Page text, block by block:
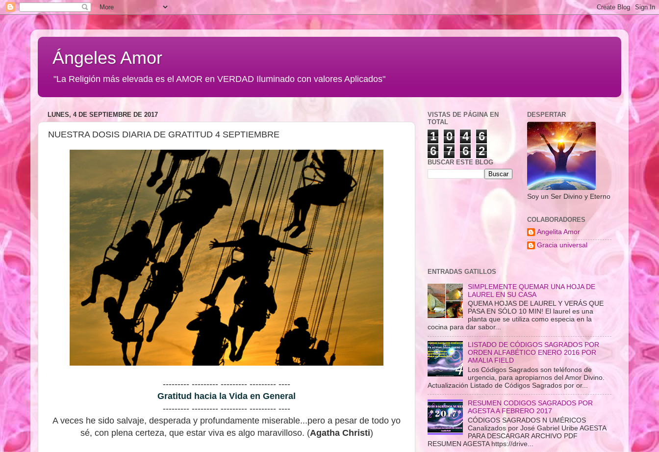
Ángeles Amor
"La Religión más elevada es el AMOR en VERDAD Iluminado con valores Aplicados"
LUNES, 4 DE SEPTIEMBRE DE 2017
NUESTRA DOSIS DIARIA DE GRATITUD 4 SEPTIEMBRE
--------- --------- --------- --------- ----
Gratitud hacia la Vida en General
--------- --------- --------- --------- ----
A veces he sido salvaje, desperada y profundamente miserable...pero a pesar de todo yo
sé, con plena certeza, que estar viva es algo maravilloso. (Agatha Christi)
VISTAS DE PÁGINA EN
TOTAL
1 0 4
6
6
7 6 2
BUSCAR ESTE BLOG
DESPERTAR
Soy un Ser Divino y Eterno
COLABORADORES
Angelita Amor
Gracia universal
ENTRADAS GATILLOS
SIMPLEMENTE QUEMAR UNA HOJA DE
LAUREL EN SU CASA
QUEMA HOJAS DE LAUREL Y VERÁS QUE
PASA EN SÓLO 10 MIN! El laurel es una
planta que se utiliza como especia en la
cocina para dar sabor...
LISTADO DE CÓDIGOS SAGRADOS POR
ORDEN ALFABÉTICO ENERO 2016 POR
AMALIA FIELD
Los Códigos Sagrados son teléfonos de
urgencia, para apropiarnos del Amor Divino.
Actualización Listado de Códigos Sagrados por or...
RESUMEN CODIGOS SAGRADOS POR
AGESTA A FEBRERO 2017
CÓDIGOS SAGRADOS N UMÉRICOS
Canalizados por José Gabriel Uribe AGESTA
PARA DESCARGAR ARCHIVO PDF
RESUMEN AGESTA https://drive...